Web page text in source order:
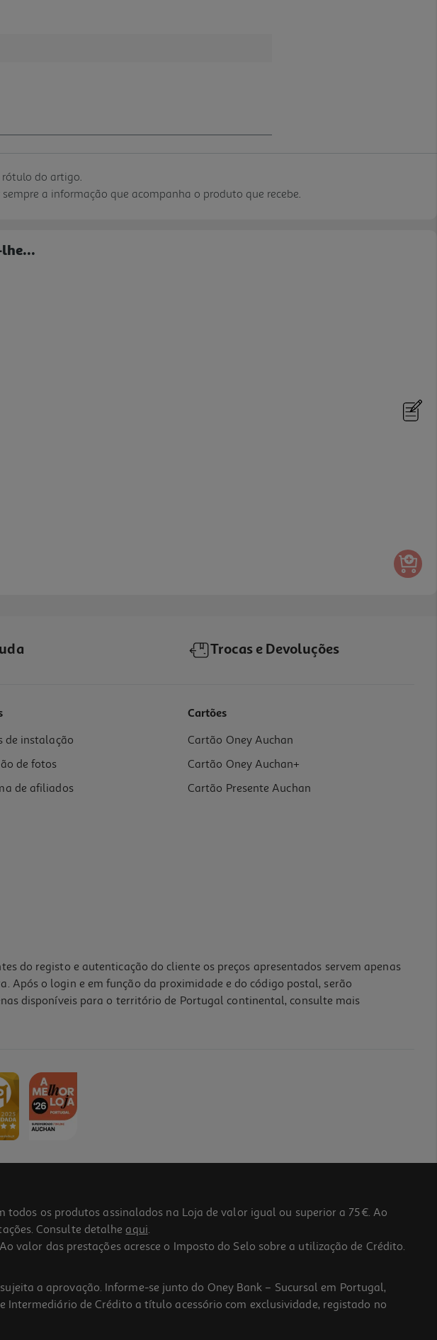
do artigo.
a informação que acompanha o produto que recebe.
Trocas e Devoluções
de instalação
de fotos
de afiliados
Cartões
Cartão Oney Auchan
Cartão Oney Auchan+
Cartão Presente Auchan
do registo e autenticação do cliente os preços apresentados servem apenas
Após o login e em função da proximidade e do código postal, serão
disponíveis para o território de Portugal continental, consulte mais
os produtos assinalados na Loja de valor igual ou superior a 75€. Ao
Consulte detalhe aqui.
valor das prestações acresce o Imposto do Selo sobre a utilização de Crédito.
a aprovação. Informe-se junto do Oney Bank – Sucursal em Portugal,
Intermediário de Crédito a título acessório com exclusividade, registado no